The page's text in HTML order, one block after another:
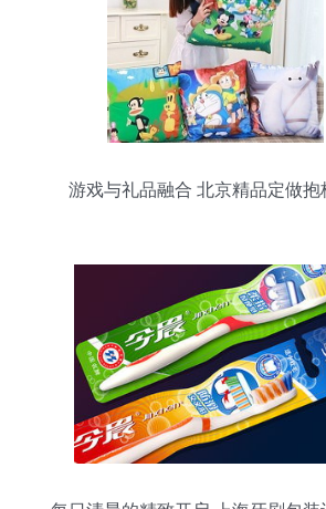
游戏与礼品融合 北京精品定做抱